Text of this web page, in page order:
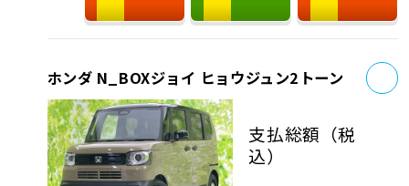
ホンダ N_BOXジョイ ヒョウジュン2トーン
支払総額 （税
込）